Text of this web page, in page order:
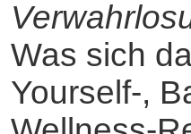
Was sich
Yourself-,